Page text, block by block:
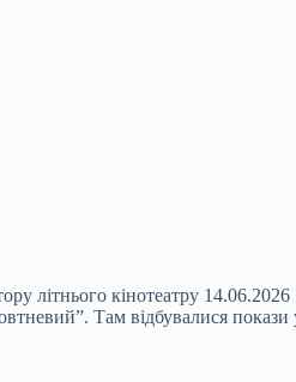
літнього кінотеатру
Там відбувалися покази